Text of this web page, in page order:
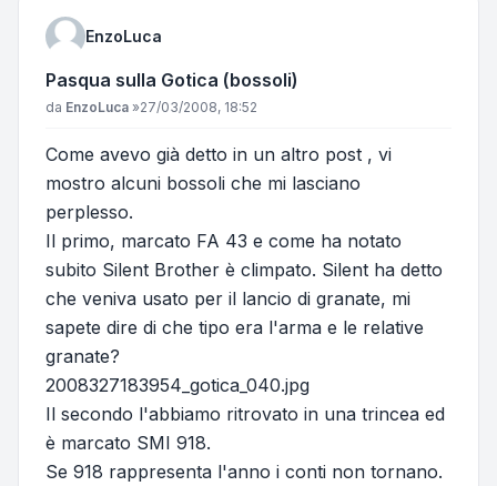
EnzoLuca
Pasqua sulla Gotica (bossoli)
Messaggio
da EnzoLuca »27/03/2008, 18:52
Come avevo già detto in un altro post , vi
mostro alcuni bossoli che mi lasciano
perplesso.
Il primo, marcato FA 43 e come ha notato
subito Silent Brother è climpato. Silent ha detto
che veniva usato per il lancio di granate, mi
sapete dire di che tipo era l'arma e le relative
granate?
2008327183954_gotica_040.jpg
Il secondo l'abbiamo ritrovato in una trincea ed
è marcato SMI 918.
Se 918 rappresenta l'anno i conti non tornano.